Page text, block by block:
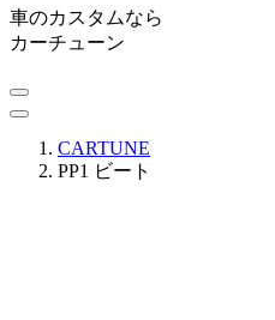
車のカスタムなら
カーチューン
CARTUNE
PP1 ビート